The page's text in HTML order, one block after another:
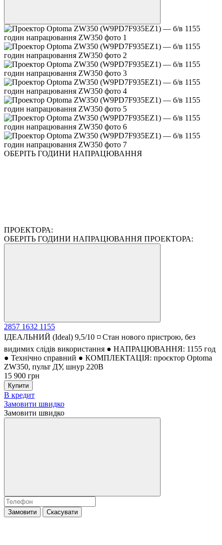
ОБЕРІТЬ ГОДИНИ НАПРАЦЮВАННЯ
ПРОЕКТОРА:
ОБЕРІТЬ ГОДИНИ НАПРАЦЮВАННЯ ПРОЕКТОРА:
2857 1632 1155
ІДЕАЛЬНИЙ (Ideal) 9,5/10 ◽ Стан нового пристрою, без
видимих слідів використання ● НАПРАЦЮВАННЯ: 1155 год
● Технічно справний ● КОМПЛЕКТАЦІЯ: проєктор Optoma
ZW350, пульт ДУ, шнур 220В
15 900 грн
Купити
В кредит
Замовити швидко
Замовити швидко
Замовити Скасувати